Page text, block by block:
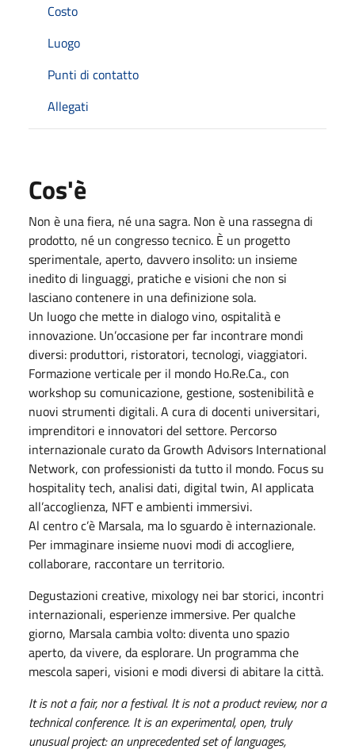
Costo
Luogo
Punti di contatto
Allegati
Cos'è
Non è una fiera, né una sagra. Non è una rassegna di
prodotto, né un congresso tecnico. È un progetto
sperimentale, aperto, davvero insolito: un insieme
inedito di linguaggi, pratiche e visioni che non si
lasciano contenere in una definizione sola.
Un luogo che mette in dialogo vino, ospitalità e
innovazione. Un’occasione per far incontrare mondi
diversi: produttori, ristoratori, tecnologi, viaggiatori.
Formazione verticale per il mondo Ho.Re.Ca., con
workshop su comunicazione, gestione, sostenibilità e
nuovi strumenti digitali. A cura di docenti universitari,
imprenditori e innovatori del settore. Percorso
internazionale curato da Growth Advisors International
Network, con professionisti da tutto il mondo. Focus su
hospitality tech, analisi dati, digital twin, AI applicata
all’accoglienza, NFT e ambienti immersivi.
Al centro c’è Marsala, ma lo sguardo è internazionale.
Per immaginare insieme nuovi modi di accogliere,
collaborare, raccontare un territorio.
Degustazioni creative, mixology nei bar storici, incontri
internazionali, esperienze immersive. Per qualche
giorno, Marsala cambia volto: diventa uno spazio
aperto, da vivere, da esplorare. Un programma che
mescola saperi, visioni e modi diversi di abitare la città.
It is not a fair, nor a festival. It is not a product review, nor a
technical conference. It is an experimental, open, truly
unusual project: an unprecedented set of languages,